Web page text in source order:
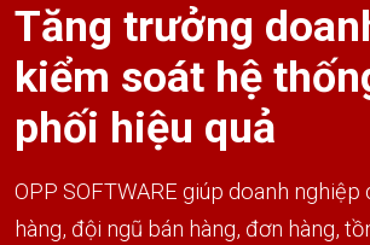
Tăng trưởng
kiểm soát hệ
phối hiệu quả
OPP SOFTWARE giúp doanh nghiệp
hàng, đội ngũ bán hàng, đơn hàng,